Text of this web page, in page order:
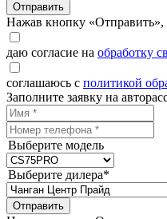
Отправить
Нажав кнопку «Отправить»,
даю согласие на обработку
соглашаюсь с политикой
Заполните заявку на
Выберите модель
Выберите дилера*
Отправить